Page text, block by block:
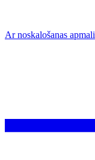
Ar noskalošanas apmali